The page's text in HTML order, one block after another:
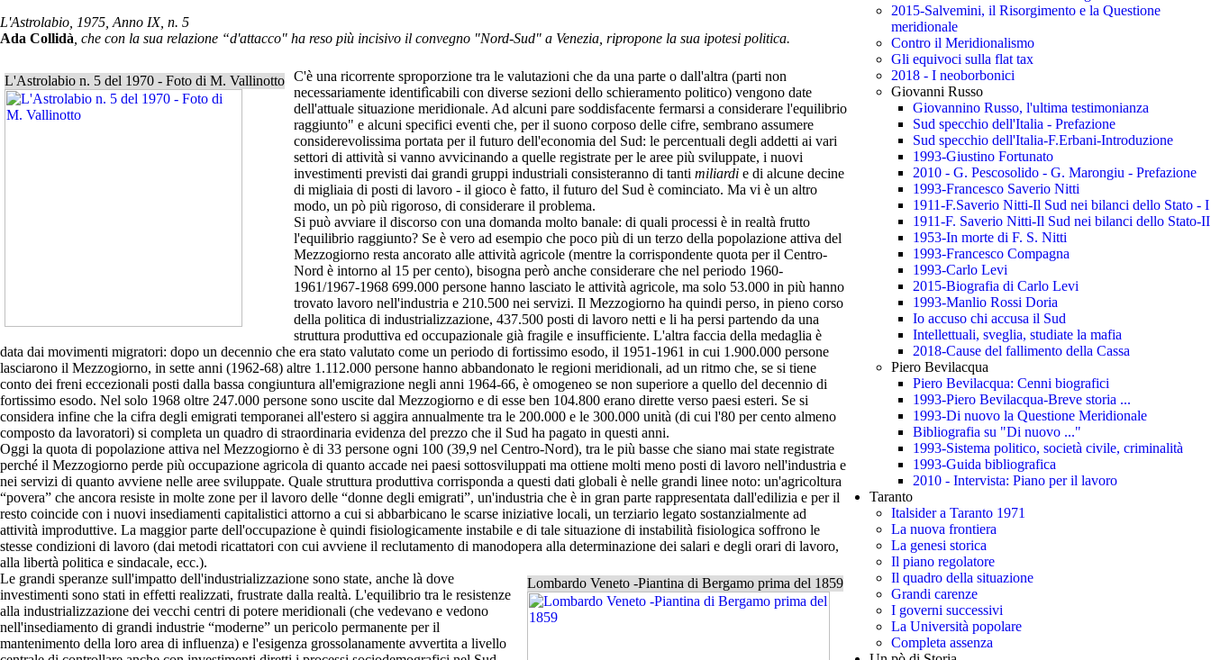
L'Astrolabio, 1975, Anno IX, n. 5
Ada Collidà , che con la sua relazione “d'attacco" ha reso più incisivo il convegno "Nord-Sud" a Venezia, ripropone la sua ipotesi politica.
L'Astrolabio n. 5 del 1970 - Foto di M. Vallinotto C'è una ricorrente sproporzione tra le valutazioni che da una parte o dall'altra (parti non
necessariamente identifìcabili con diverse sezioni dello schieramento politico) vengono date
dell'attuale situazione meridionale. Ad alcuni pare soddisfacente fermarsi a considerare l'equilibrio
raggiunto" e alcuni specifici eventi che, per il suono corposo delle cifre, sembrano assumere
considerevolissima portata per il futuro dell'economia del Sud: le percentuali degli addetti ai vari
settori di attività si vanno avvicinando a quelle registrate per le aree più sviluppate, i nuovi
investimenti previsti dai grandi gruppi industriali consisteranno di tanti miliardi e di alcune decine
di migliaia di posti di lavoro - il gioco è fatto, il futuro del Sud è cominciato. Ma vi è un altro
modo, un pò più rigoroso, di considerare il problema.
Si può avviare il discorso con una domanda molto banale: di quali processi è in realtà frutto
l'equilibrio raggiunto? Se è vero ad esempio che poco più di un terzo della popolazione attiva del
Mezzogiorno resta ancorato alle attività agricole (mentre la corrispondente quota per il Centro-
Nord è intorno al 15 per cento), bisogna però anche considerare che nel periodo 1960-
1961/1967-1968 699.000 persone hanno lasciato le attività agricole, ma solo 53.000 in più hanno
trovato lavoro nell'industria e 210.500 nei servizi. Il Mezzogiorno ha quindi perso, in pieno corso
della politica di industrializzazione, 437.500 posti di lavoro netti e li ha persi partendo da una
struttura produttiva ed occupazionale già fragile e insufficiente. L'altra faccia della medaglia è
data dai movimenti migratori: dopo un decennio che era stato valutato come un periodo di fortissimo esodo, il 1951-1961 in cui 1.900.000 persone
lasciarono il Mezzogiorno, in sette anni (1962-68) altre 1.112.000 persone hanno abbandonato le regioni meridionali, ad un ritmo che, se si tiene
conto dei freni eccezionali posti dalla bassa congiuntura all'emigrazione negli anni 1964-66, è omogeneo se non superiore a quello del decennio di
fortissimo esodo. Nel solo 1968 oltre 247.000 persone sono uscite dal Mezzogiorno e di esse ben 104.800 erano dirette verso paesi esteri. Se si
considera infine che la cifra degli emigrati temporanei all'estero si aggira annualmente tra le 200.000 e le 300.000 unità (di cui l'80 per cento almeno
composto da lavoratori) si completa un quadro di straordinaria evidenza del prezzo che il Sud ha pagato in questi anni.
Oggi la quota di popolazione attiva nel Mezzogiorno è di 33 persone ogni 100 (39,9 nel Centro-Nord), tra le più basse che siano mai state registrate
perché il Mezzogiorno perde più occupazione agricola di quanto accade nei paesi sottosviluppati ma ottiene molti meno posti di lavoro nell'industria e
nei servizi di quanto avviene nelle aree sviluppate. Quale struttura produttiva corrisponda a questi dati globali è nelle grandi linee noto: un'agricoltura
“povera” che ancora resiste in molte zone per il lavoro delle “donne degli emigrati”, un'industria che è in gran parte rappresentata dall'edilizia e per il
resto coincide con i nuovi insediamenti capitalistici attorno a cui si abbarbicano le scarse iniziative locali, un terziario legato sostanzialmente ad
attività improduttive. La maggior parte dell'occupazione è quindi fisiologicamente instabile e di tale situazione di instabilità fisiologica soffrono le
stesse condizioni di lavoro (dai metodi ricattatori con cui avviene il reclutamento di manodopera alla determinazione dei salari e degli orari di lavoro,
alla libertà politica e sindacale, ecc.).
L
Lombardo Veneto -Piantina di Bergamo prima del 1859
e grandi speranze sull'impatto dell'industrializzazione sono state, anche là dove
investimenti sono stati in effetti realizzati, frustrate dalla realtà. L'equilibrio tra le resistenze
alla industrializzazione dei vecchi centri di potere meridionali (che vedevano e vedono
nell'insediamento di grandi industrie “moderne” un pericolo permanente per il
mantenimento della loro area di influenza) e l'esigenza grossolanamente avvertita a livello
2015-Salvemini, il Risorgimento e la Questione
meridionale
Contro il Meridionalismo
Gli equivoci sulla flat tax
2018 - I neoborbonici
Giovanni Russo
Giovannino Russo, l'ultima testimonianza
Sud specchio dell'Italia - Prefazione
Sud specchio dell'Italia-F.Erbani-Introduzione
1993-Giustino Fortunato
2010 - G. Pescosolido - G. Marongiu - Prefazione
1993-Francesco Saverio Nitti
1911-F.Saverio Nitti-Il Sud nei bilanci dello Stato - I
1911-F. Saverio Nitti-Il Sud nei bilanci dello Stato-II
1953-In morte di F. S. Nitti
1993-Francesco Compagna
1993-Carlo Levi
2015-Biografia di Carlo Levi
1993-Manlio Rossi Doria
Io accuso chi accusa il Sud
Intellettuali, sveglia, studiate la mafia
2018-Cause del fallimento della Cassa
Piero Bevilacqua
Piero Bevilacqua: Cenni biografici
1993-Piero Bevilacqua-Breve storia ...
1993-Di nuovo la Questione Meridionale
Bibliografia su "Di nuovo ..."
1993-Sistema politico, società civile, criminalità
1993-Guida bibliografica
2010 - Intervista: Piano per il lavoro
Taranto
Italsider a Taranto 1971
La nuova frontiera
La genesi storica
Il piano regolatore
Il quadro della situazione
Grandi carenze
I governi successivi
La Università popolare
Completa assenza